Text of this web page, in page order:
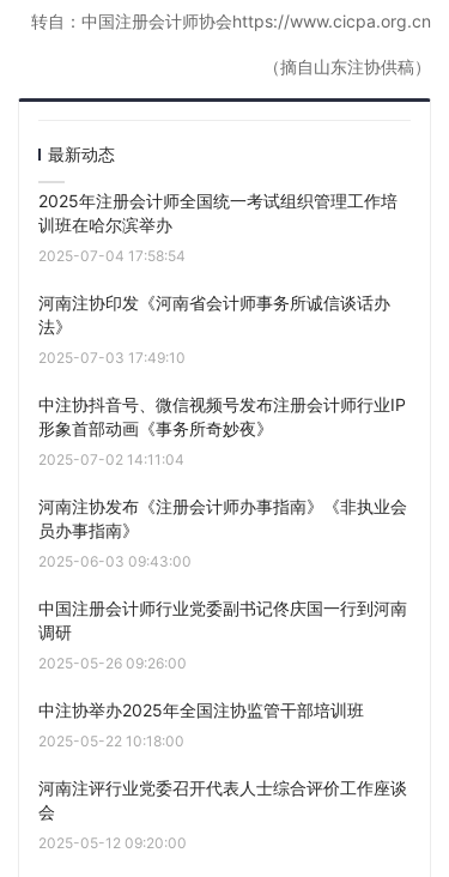
转自：中国注册会计师协会https://www.cicpa.org.cn
（摘自山东注协供稿）
最新动态
2025年注册会计师全国统一考试组织管理工作培
训班在哈尔滨举办
2025-07-04 17:58:54
河南注协印发《河南省会计师事务所诚信谈话办
法》
2025-07-03 17:49:10
中注协抖音号、微信视频号发布注册会计师行业IP
形象首部动画《事务所奇妙夜》
2025-07-02 14:11:04
河南注协发布《注册会计师办事指南》《非执业会
员办事指南》
2025-06-03 09:43:00
中国注册会计师行业党委副书记佟庆国一行到河南
调研
2025-05-26 09:26:00
中注协举办2025年全国注协监管干部培训班
2025-05-22 10:18:00
河南注评行业党委召开代表人士综合评价工作座谈
会
2025-05-12 09:20:00